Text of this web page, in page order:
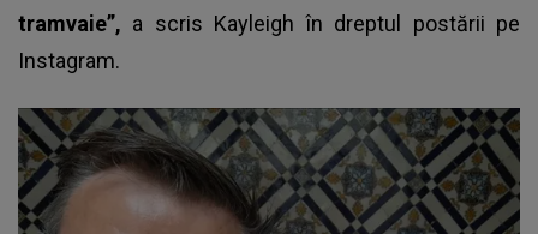
tramvaie”, a scris Kayleigh în dreptul postării pe
Instagram.